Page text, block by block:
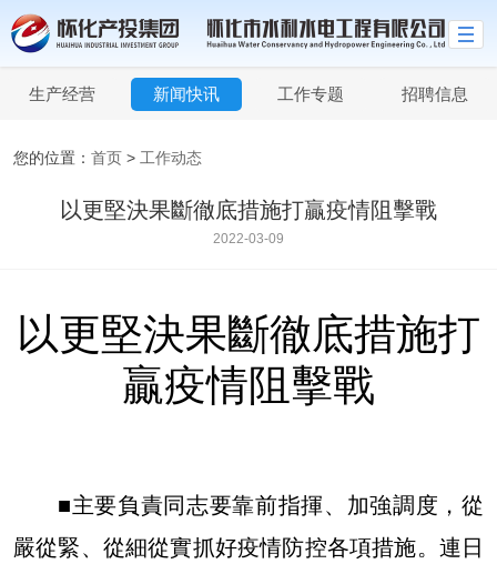
生产经营 新闻快讯 工作专题 招聘信息
您的位置： 首页 > 工作动态
以更堅決果斷徹底措施打贏疫情阻擊戰
2022-03-09
以更堅決果斷徹底措施打
贏疫情阻擊戰
■主要負責同志要靠前指揮、加強調度，從
嚴從緊、從細從實抓好疫情防控各項措施。連日